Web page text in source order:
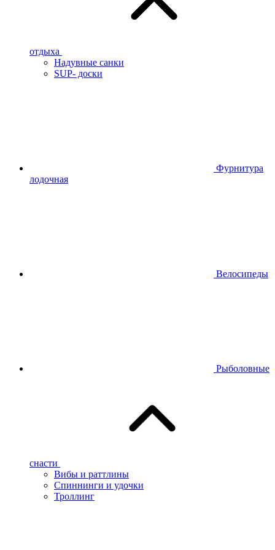
отдыха
Надувные санки
SUP- доски
Фурнитура
лодочная
Велосипеды
Рыболовные
снасти
Вибы и раттлины
Спиннинги и удочки
Троллинг